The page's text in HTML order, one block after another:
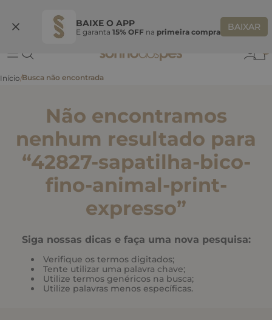
BAIXE O APP
E garanta 15% OFF na primeira compra BAIXAR
BEMVINDASONHO
Não encontramos
nenhum resultado para
“42827-sapatilha-bico-
fino-animal-print-
expresso”
Siga nossas dicas e faça uma nova pesquisa:
Verifique os termos digitados;
Tente utilizar uma palavra chave;
Utilize termos genéricos na busca;
Utilize palavras menos específicas.